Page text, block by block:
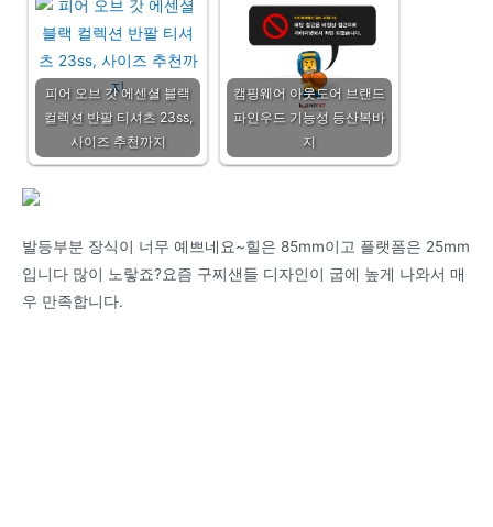
피어 오브 갓 에센셜 블랙
컬렉션 반팔 티셔츠 23ss,
사이즈 추천까지
캠핑웨어 아웃도어 브랜드
파인우드 기능성 등산복바
지
발등부분 장식이 너무 예쁘네요~힐은 85mm이고 플랫폼은 25mm
입니다 많이 노랗죠?요즘 구찌샌들 디자인이 굽에 높게 나와서 매
우 만족합니다.